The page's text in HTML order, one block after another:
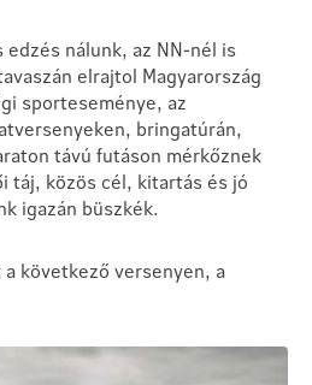
edzés nálunk, az NN-nél is
elrajtol Magyarország
sporteseménye, az
bringatúrán,
távú futáson mérkőznek
táj, közös cél, kitartás és jó
igazán büszkék.
a következő versenyen, a